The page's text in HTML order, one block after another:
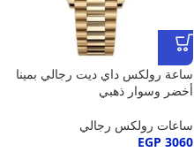
ساعة رولكس داي ديت رجالي بمينا
أخضر وسوار ذهبي
ساعات رولكس رجالي
EGP 3060